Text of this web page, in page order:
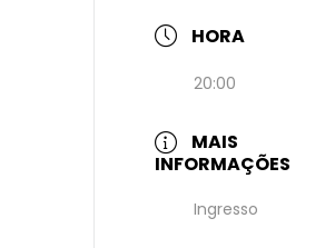
HORA
20:00
MAIS
INFORMAÇÕES
Ingresso